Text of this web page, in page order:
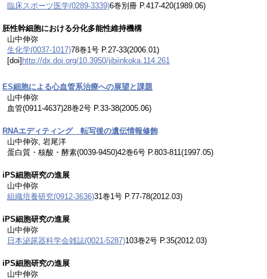
臨床スポーツ医学(0289-3339)6巻別冊 P.417-420(1989.06)
胚性幹細胞における分化多能性維持機構
山中伸弥
生化学(0037-1017)78巻1号 P.27-33(2006.01)
[doi]http://dx.doi.org/10.3950/jibiinkoka.114.261
ES細胞による心血管系治療への展望と課題
山中伸弥
血管(0911-4637)28巻2号 P.33-38(2005.06)
RNAエディティング 転写後の遺伝情報修飾
山中伸弥, 岩尾洋
蛋白質・核酸・酵素(0039-9450)42巻6号 P.803-811(1997.05)
iPS細胞研究の進展
山中伸弥
組織培養研究(0912-3636)31巻1号 P.77-78(2012.03)
iPS細胞研究の進展
山中伸弥
日本泌尿器科学会雑誌(0021-5287)103巻2号 P.35(2012.03)
iPS細胞研究の進展
山中伸弥